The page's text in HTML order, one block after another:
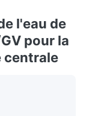
l'eau de
pour la
centrale